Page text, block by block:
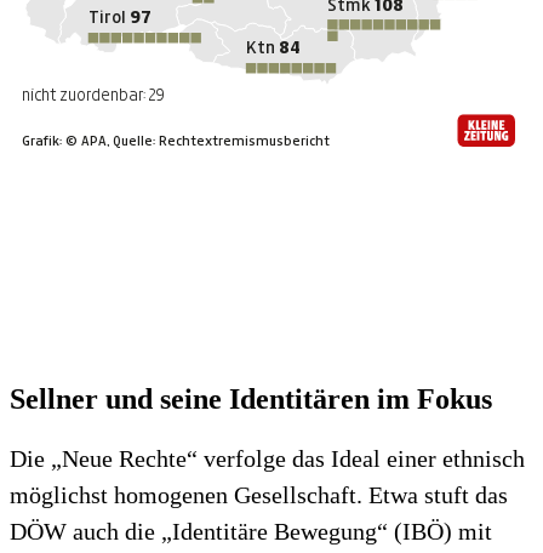
Sellner und seine Identitären im Fokus
Die „Neue Rechte“ verfolge das Ideal einer ethnisch
möglichst homogenen Gesellschaft. Etwa stuft das
DÖW auch die „Identitäre Bewegung“ (IBÖ) mit